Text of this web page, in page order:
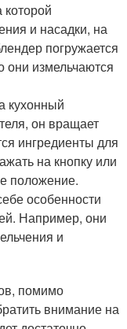
и насадки, на
погружается
они измельчаются
кухонный
он вращает
ингредиенты для
на кнопку или
положение.
особенности
Например, они
и
помимо
внимание на